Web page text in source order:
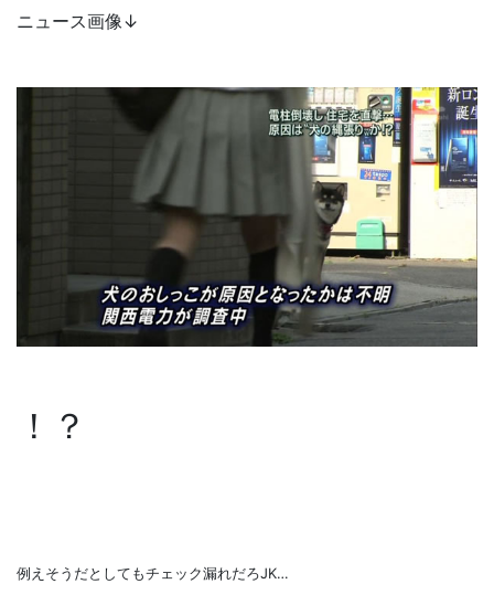
ニュース画像↓
！？
例えそうだとしてもチェック漏れだろJK…